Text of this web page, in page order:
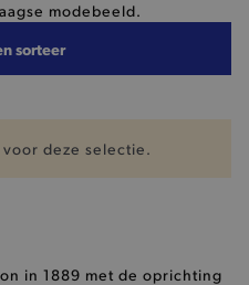
modebeeld.
sorteer
deze selectie.
in 1889 met de oprichting